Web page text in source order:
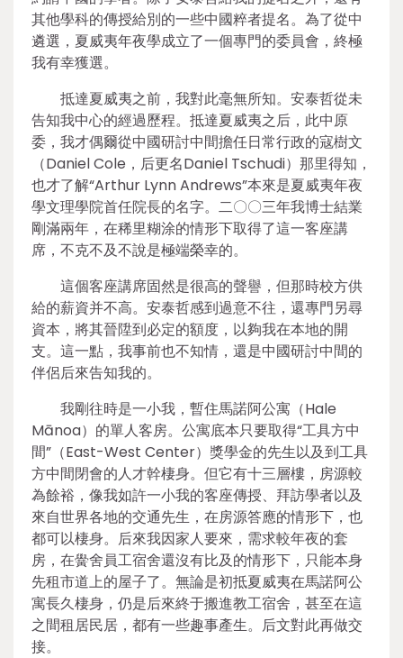
其他學科的傳授給別的一些中國粹者提名。為了從中
遴選，夏威夷年夜學成立了一個專門的委員會，終極
我有幸獲選。
抵達夏威夷之前，我對此毫無所知。安泰哲從未
告知我中心的經過歷程。抵達夏威夷之后，此中原
委，我才偶爾從中國研討中間擔任日常行政的寇樹文
（Daniel Cole，后更名Daniel Tschudi）那里得知，
也才了解“Arthur Lynn Andrews”本來是夏威夷年夜
學文理學院首任院長的名字。二〇〇三年我博士結業
剛滿兩年，在稀里糊涂的情形下取得了這一客座講
席，不克不及不說是極端榮幸的。
這個客座講席固然是很高的聲譽，但那時校方供
給的薪資并不高。安泰哲感到過意不往，還專門另尋
資本，將其晉陞到必定的額度，以夠我在本地的開
支。這一點，我事前也不知情，還是中國研討中間的
伴侶后來告知我的。
我剛往時是一小我，暫住馬諾阿公寓（Hale
Mānoa）的單人客房。公寓底本只要取得“工具方中
間”（East-West Center）獎學金的先生以及到工具
方中間閉會的人才幹棲身。但它有十三層樓，房源較
為餘裕，像我如許一小我的客座傳授、拜訪學者以及
來自世界各地的交通先生，在房源答應的情形下，也
都可以棲身。后來我因家人要來，需求較年夜的套
房，在黌舍員工宿舍還沒有比及的情形下，只能本身
先租市道上的屋子了。無論是初抵夏威夷在馬諾阿公
寓長久棲身，仍是后來終于搬進教工宿舍，甚至在這
之間租居民居，都有一些趣事產生。后文對此再做交
接。